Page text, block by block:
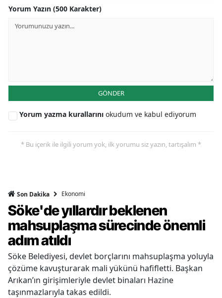
Yorum Yazın (500 Karakter)
GÖNDER
Yorum yazma kurallarını okudum ve kabul ediyorum
* Bu içerik ile ilgili yorum yok, ilk yorumu siz yazın, tartışalım *
Son Dakika Ekonomi
Söke'de yıllardır beklenen
mahsuplaşma sürecinde önemli
adım atıldı
Söke Belediyesi, devlet borçlarını mahsuplaşma yoluyla
çözüme kavuşturarak mali yükünü hafifletti. Başkan
Arıkan’ın girişimleriyle devlet binaları Hazine
taşınmazlarıyla takas edildi.